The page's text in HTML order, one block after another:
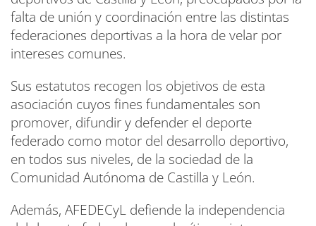
falta de unión y coordinación entre las distintas
federaciones deportivas a la hora de velar por
intereses comunes.
Sus estatutos recogen los objetivos de esta
asociación cuyos fines fundamentales son
promover, difundir y defender el deporte
federado como motor del desarrollo deportivo,
en todos sus niveles, de la sociedad de la
Comunidad Autónoma de Castilla y León.
Además, AFEDECyL defiende la independencia